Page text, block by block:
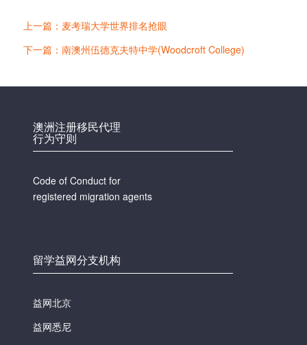
上一篇：麦考瑞大学世界排名抢眼
下一篇：南澳州伍德克夫特中学(Woodcroft College)
澳洲注册移民代理
行为守则
Code of Conduct for
registered migration agents
留学益网分支机构
益网北京
益网悉尼